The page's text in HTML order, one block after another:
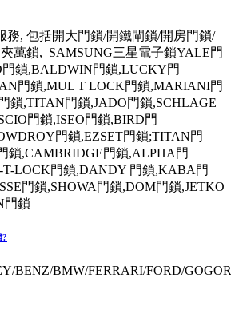
務, 包括開大門鎖/開鐵閘鎖/開房門鎖/
萬鎖, SAMSUNG三星電子鎖YALE門
門鎖,BALDWIN門鎖,LUCKY門
門鎖,MUL T LOCK門鎖,MARIANI門
鎖,TITAN門鎖,JADO門鎖,SCHLAGE
門鎖,ISEO門鎖,BIRD門
門鎖,EZSET門鎖;TITAN門
鎖,CAMBRIDGE門鎖,ALPHA門
T-LOCK門鎖,DANDY 門鎖,KABA門
門鎖,SHOWA門鎖,DOM門鎖,JETKO
門鎖
?
BENZ/BMW/FERRARI/FORD/